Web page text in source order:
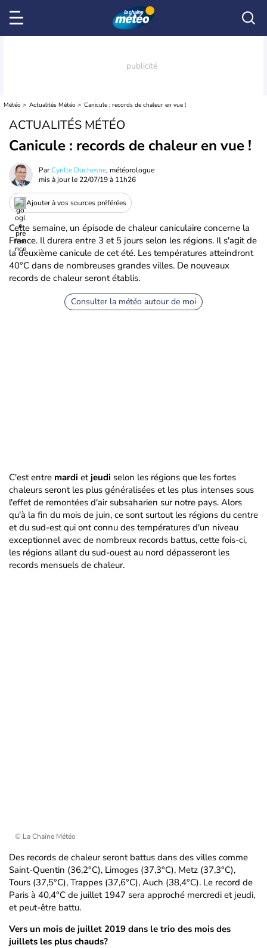
Météo Actualités Météo Canicule : records de chaleur en vue !
ACTUALITÉS MÉTÉO
Canicule : records de chaleur en vue !
ParCyrille Duchesne, météorologue
mis à jour le 22/07/19 à 11h26
Ajouter à vos sources préférées
Cette semaine, un épisode de chaleur caniculaire concerne la
France. Il durera entre 3 et 5 jours selon les régions. Il s'agit de
la deuxième canicule de cet été. Les températures atteindront
40°C dans de nombreuses grandes villes. De nouveaux
records de chaleur seront établis.
Consulter la météo autour de moi
C'est entre mardi et jeudi selon les régions que les fortes
chaleurs seront les plus généralisées et les plus intenses sous
l'effet de remontées d'air subsaharien sur notre pays. Alors
qu'à la fin du mois de juin, ce sont surtout les régions du centre
et du sud-est qui ont connu des températures d'un niveau
exceptionnel avec de nombreux records battus, cette fois-ci,
les régions allant du sud-ouest au nord dépasseront les
records mensuels de chaleur.
© La Chaîne Météo
Des records de chaleur seront battus dans des villes comme
Saint-Quentin (36,2°C), Limoges (37,3°C), Metz (37,3°C),
Tours (37,5°C), Trappes (37,6°C), Auch (38,4°C). Le record de
Paris à 40,4°C de juillet 1947 sera approché mercredi et jeudi,
et peut-être battu.
Vers un mois de juillet 2019 dans le trio des mois des
juillets les plus chauds?